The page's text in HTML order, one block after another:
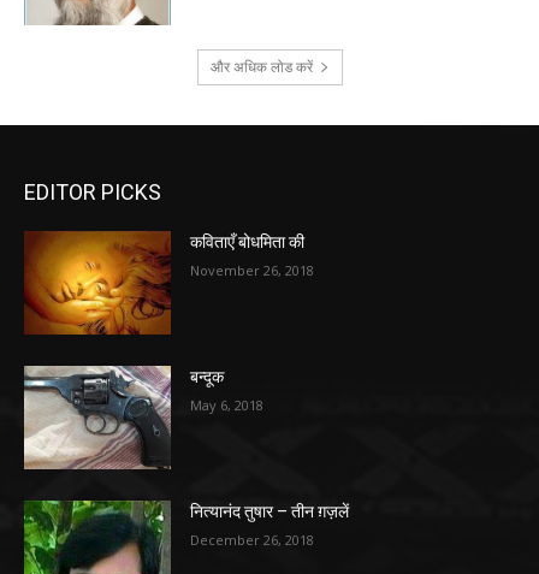
और अधिक लोड करें
EDITOR PICKS
कविताएँ बोधमिता की
November 26, 2018
बन्दूक
May 6, 2018
नित्यानंद तुषार – तीन ग़ज़लें
December 26, 2018